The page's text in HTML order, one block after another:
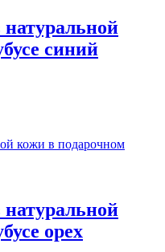
синий
орех